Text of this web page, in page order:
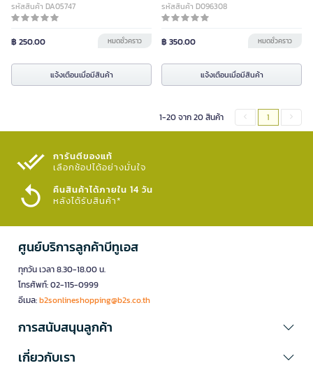
รหัสสินค้า DA05747
฿ 250.00 หมดชั่วคราว
แจ้งเตือนเมื่อมีสินค้า
รหัสสินค้า D096308
฿ 350.00 หมดชั่วคราว
แจ้งเตือนเมื่อมีสินค้า
1-20 จาก 20 สินค้า 1
การันตีของแท้
เลือกช้อปได้อย่างมั่นใจ​
คืนสินค้าได้ภายใน 14 วัน
หลังได้รับสินค้า*
ศูนย์บริการลูกค้าบีทูเอส
ทุกวัน เวลา 8.30-18.00 น.
โทรศัพท์: 02-115-0999
อีเมล:b2sonlineshopping@b2s.co.th
การสนับสนุนลูกค้า
เกี่ยวกับเรา